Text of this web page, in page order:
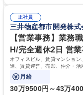
ルプロデュースしている
す。 募集職種 東京都中央区【営業事務・貿易事務】食品商社/残業少なめ/
リモート等相談可
の強み】1991年の設立以
ズに沿った冷凍水産物等
自社工場と海外拠点の強
みです。 学歴・資
正社員
三井物産都市開発株式
【営業事務】業務
H/完全週休2日 営
オフィスビル、賃貸マンショ
進、賃貸運営、売却、仲介・活
ます。
月給
30万9500円～43万